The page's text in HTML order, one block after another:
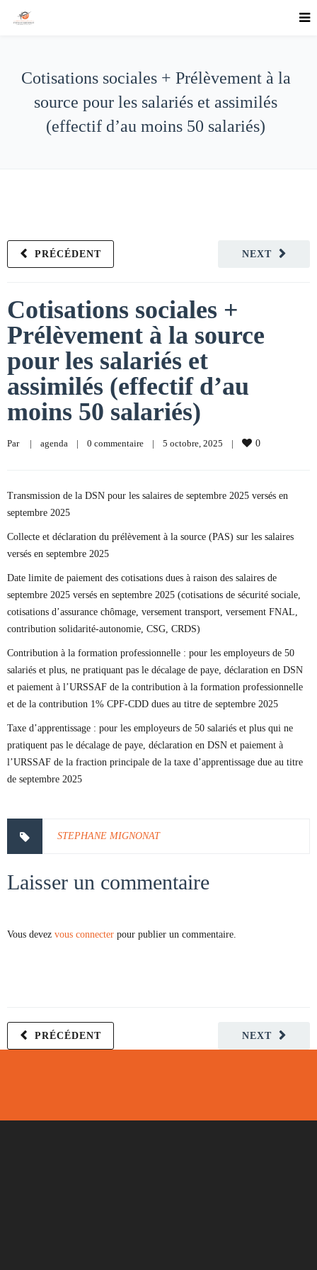
Cotisations sociales + Prélèvement à la
source pour les salariés et assimilés
(effectif d’au moins 50 salariés)
NEXT
PRÉCÉDENT
Cotisations sociales +
Prélèvement à la source
pour les salariés et
assimilés (effectif d’au
moins 50 salariés)
Par | agenda | 0 commentaire | 5 octobre, 2025 | 0
Transmission de la DSN pour les salaires de septembre 2025 versés en
septembre 2025
Collecte et déclaration du prélèvement à la source (PAS) sur les salaires
versés en septembre 2025
Date limite de paiement des cotisations dues à raison des salaires de
septembre 2025 versés en septembre 2025 (cotisations de sécurité sociale,
cotisations d’assurance chômage, versement transport, versement FNAL,
contribution solidarité-autonomie, CSG, CRDS)
Contribution à la formation professionnelle : pour les employeurs de 50
salariés et plus, ne pratiquant pas le décalage de paye, déclaration en DSN
et paiement à l’URSSAF de la contribution à la formation professionnelle
et de la contribution 1% CPF-CDD dues au titre de septembre 2025
Taxe d’apprentissage : pour les employeurs de 50 salariés et plus qui ne
pratiquent pas le décalage de paye, déclaration en DSN et paiement à
l’URSSAF de la fraction principale de la taxe d’apprentissage due au titre
de septembre 2025
STEPHANE MIGNONAT
Laisser un commentaire
Vous devez vous connecter pour publier un commentaire.
NEXT
PRÉCÉDENT